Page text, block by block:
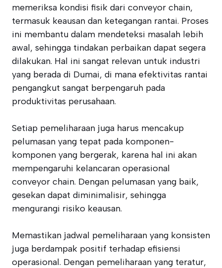
memeriksa kondisi fisik dari conveyor chain,
termasuk keausan dan ketegangan rantai. Proses
ini membantu dalam mendeteksi masalah lebih
awal, sehingga tindakan perbaikan dapat segera
dilakukan. Hal ini sangat relevan untuk industri
yang berada di Dumai, di mana efektivitas rantai
pengangkut sangat berpengaruh pada
produktivitas perusahaan.
Setiap pemeliharaan juga harus mencakup
pelumasan yang tepat pada komponen-
komponen yang bergerak, karena hal ini akan
mempengaruhi kelancaran operasional
conveyor chain. Dengan pelumasan yang baik,
gesekan dapat diminimalisir, sehingga
mengurangi risiko keausan.
Memastikan jadwal pemeliharaan yang konsisten
juga berdampak positif terhadap efisiensi
operasional. Dengan pemeliharaan yang teratur,